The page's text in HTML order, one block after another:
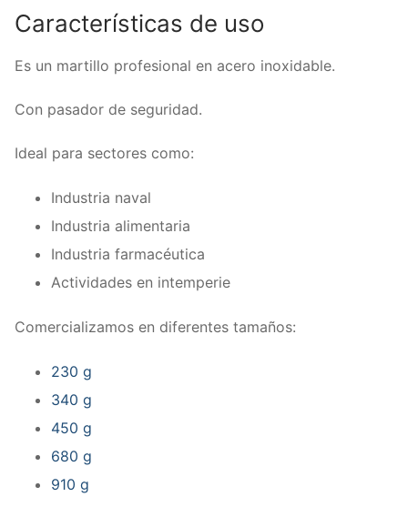
Características de uso
Es un martillo profesional en acero inoxidable.
Con pasador de seguridad.
Ideal para sectores como:
Industria naval
Industria alimentaria
Industria farmacéutica
Actividades en intemperie
Comercializamos en diferentes tamaños:
230 g
340 g
450 g
680 g
910 g